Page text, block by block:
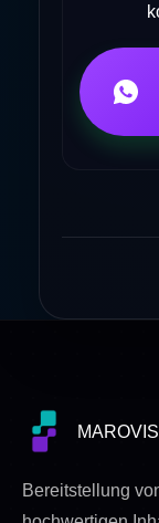
MAROVIS
Bereitstellung